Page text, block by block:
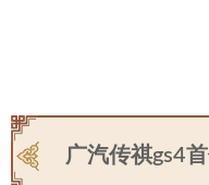
广汽传祺gs4